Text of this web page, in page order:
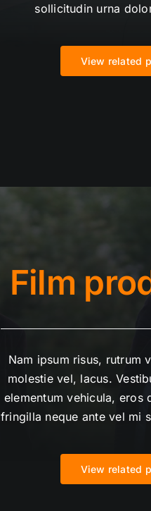
sollicitudin urna
View related
Film
Nam ipsum risus, rutrum
molestie vel, lacus.
elementum vehicula, eros
fringilla neque ante vel mi
View related